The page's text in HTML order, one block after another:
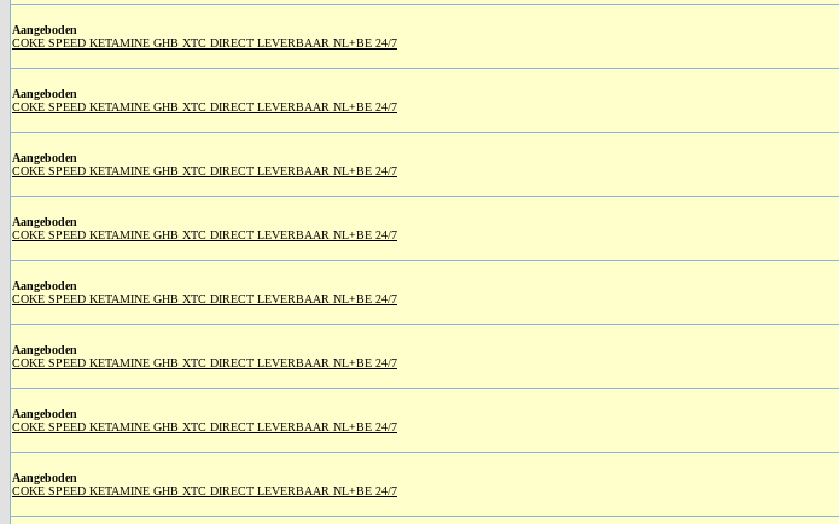
Aangeboden
COKE SPEED KETAMINE GHB XTC DIRECT LEVERBAAR NL+BE 24/7
Aangeboden
COKE SPEED KETAMINE GHB XTC DIRECT LEVERBAAR NL+BE 24/7
Aangeboden
COKE SPEED KETAMINE GHB XTC DIRECT LEVERBAAR NL+BE 24/7
Aangeboden
COKE SPEED KETAMINE GHB XTC DIRECT LEVERBAAR NL+BE 24/7
Aangeboden
COKE SPEED KETAMINE GHB XTC DIRECT LEVERBAAR NL+BE 24/7
Aangeboden
COKE SPEED KETAMINE GHB XTC DIRECT LEVERBAAR NL+BE 24/7
Aangeboden
COKE SPEED KETAMINE GHB XTC DIRECT LEVERBAAR NL+BE 24/7
Aangeboden
COKE SPEED KETAMINE GHB XTC DIRECT LEVERBAAR NL+BE 24/7